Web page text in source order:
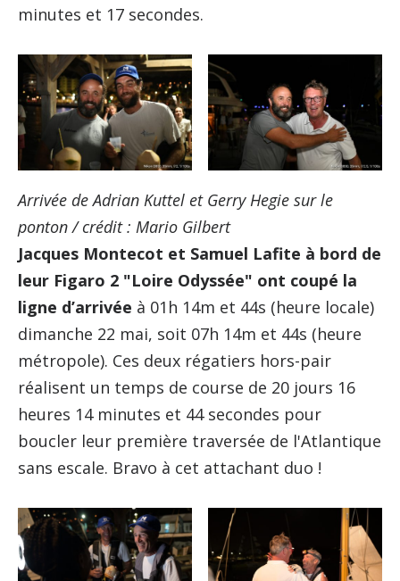
minutes et 17 secondes.
Arrivée de Adrian Kuttel et Gerry Hegie sur le
ponton / crédit : Mario Gilbert
Jacques Montecot et Samuel Lafite à bord de
leur Figaro 2 "Loire Odyssée" ont coupé la
ligne d’arrivée à 01h 14m et 44s (heure locale)
dimanche 22 mai, soit 07h 14m et 44s (heure
métropole). Ces deux régatiers hors-pair
réalisent un temps de course de 20 jours 16
heures 14 minutes et 44 secondes pour
boucler leur première traversée de l'Atlantique
sans escale. Bravo à cet attachant duo !